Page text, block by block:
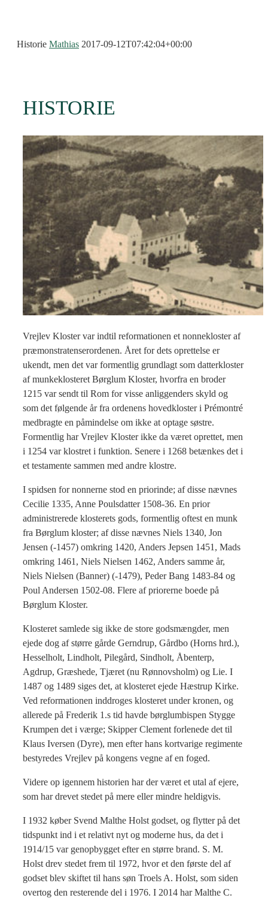
Historie Mathias 2017-09-12T07:42:04+00:00
HISTORIE
Vrejlev Kloster var indtil reformationen et nonnekloster af
præmonstratenserordenen. Året for dets oprettelse er
ukendt, men det var formentlig grundlagt som datterkloster
af munkeklosteret Børglum Kloster, hvorfra en broder
1215 var sendt til Rom for visse anliggenders skyld og
som det følgende år fra ordenens hovedkloster i Prémontré
medbragte en påmindelse om ikke at optage søstre.
Formentlig har Vrejlev Kloster ikke da været oprettet, men
i 1254 var klostret i funktion. Senere i 1268 betænkes det i
et testamente sammen med andre klostre.
I spidsen for nonnerne stod en priorinde; af disse nævnes
Cecilie 1335, Anne Poulsdatter 1508-36. En prior
administrerede klosterets gods, formentlig oftest en munk
fra Børglum kloster; af disse nævnes Niels 1340, Jon
Jensen (-1457) omkring 1420, Anders Jepsen 1451, Mads
omkring 1461, Niels Nielsen 1462, Anders samme år,
Niels Nielsen (Banner) (-1479), Peder Bang 1483-84 og
Poul Andersen 1502-08. Flere af priorerne boede på
Børglum Kloster.
Klosteret samlede sig ikke de store godsmængder, men
ejede dog af større gårde Gerndrup, Gårdbo (Horns hrd.),
Hesselholt, Lindholt, Pilegård, Sindholt, Åbenterp,
Agdrup, Græshede, Tjæret (nu Rønnovsholm) og Lie. I
1487 og 1489 siges det, at klosteret ejede Hæstrup Kirke.
Ved reformationen inddroges klosteret under kronen, og
allerede på Frederik 1.s tid havde børglumbispen Stygge
Krumpen det i værge; Skipper Clement forlenede det til
Klaus Iversen (Dyre), men efter hans kortvarige regimente
bestyredes Vrejlev på kongens vegne af en foged.
Videre op igennem historien har der været et utal af ejere,
som har drevet stedet på mere eller mindre heldigvis.
I 1932 køber Svend Malthe Holst godset, og flytter på det
tidspunkt ind i et relativt nyt og moderne hus, da det i
1914/15 var genopbygget efter en større brand. S. M.
Holst drev stedet frem til 1972, hvor et den første del af
godset blev skiftet til hans søn Troels A. Holst, som siden
overtog den resterende del i 1976. I 2014 har Malthe C.